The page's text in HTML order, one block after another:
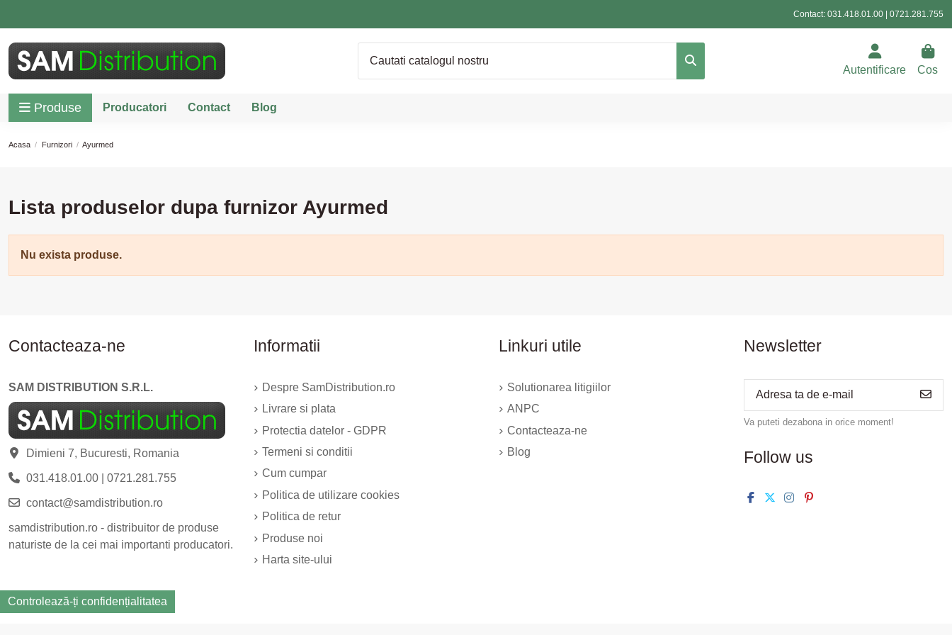
Contact: 031.418.01.00 0721.281.755
Autentificare Cos
Produse Producatori Contact Blog
Acasa Furnizori Ayurmed
Lista produselor dupa furnizor Ayurmed
Nu exista produse.
Contacteaza-ne
SAM DISTRIBUTION S.R.L.
Dimieni 7, Bucuresti, Romania
031.418.01.00| 0721.281.755
contact@samdistribution.ro
samdistribution.ro - distribuitor de produse
naturiste de la cei mai importanti producatori.
Informatii
Despre SamDistribution.ro
Livrare si plata
Protectia datelor - GDPR
Termeni si conditii
Cum cumpar
Politica de utilizare cookies
Politica de retur
Produse noi
Harta site-ului
Linkuri utile
Solutionarea litigiilor
ANPC
Contacteaza-ne
Blog
Newsletter
Va puteti dezabona in orice moment!
Follow us
Controlează-ți confidențialitatea